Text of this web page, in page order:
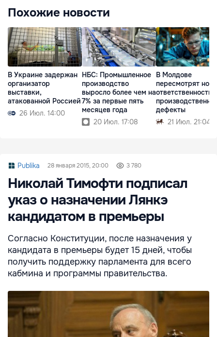
Похожие новости
В Украине задержан
организатор
выставки,
атакованной Россией
26 Июл. 14:00
НБС: Промышленное
производство
выросло более чем на
7% за первые пять
месяцев года
20 Июл. 17:08
В Молдове
пересмотрят
ответственности
дефекты
21 Июл. 21:04
Publika 28 января 2015, 20:00 3 780
Николай Тимофти подписал
указ о назначении Лянкэ
кандидатом в премьеры
Согласно Конституции, после назначения у
кандидата в премьеры будет 15 дней, чтобы
получить поддержку парламента для всего
кабмина и программы правительства.